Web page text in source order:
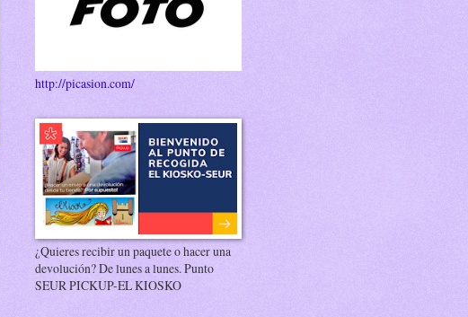
http://picasion.com/
¿Quieres recibir un paquete o hacer una
devolución? De lunes a lunes. Punto
SEUR PICKUP-EL KIOSKO